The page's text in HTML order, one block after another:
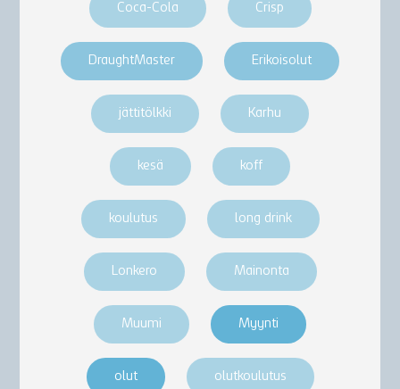
Coca-Cola Crisp
DraughtMaster Erikoisolut
jättitölkki Karhu
kesä koff
koulutus long drink
Lonkero Mainonta
Muumi Myynti
olut olutkoulutus